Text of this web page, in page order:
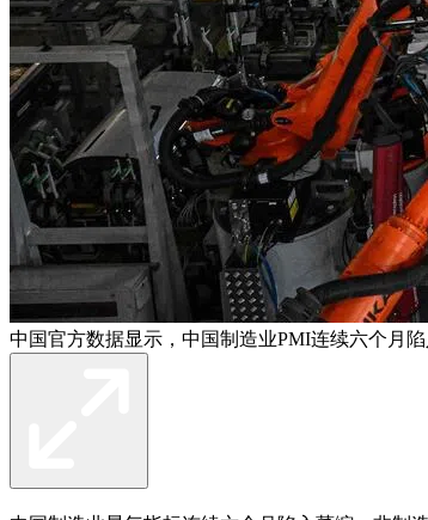
中国官方数据显示，中国制造业PMI连续六个月